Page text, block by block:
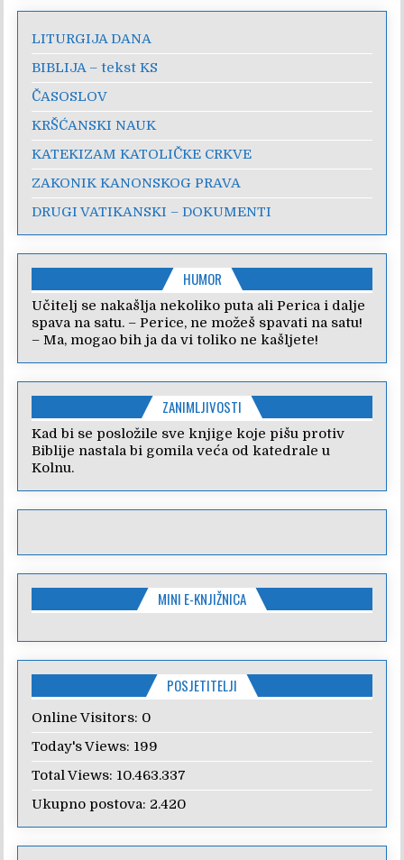
LITURGIJA DANA
BIBLIJA – tekst KS
ČASOSLOV
KRŠĆANSKI NAUK
KATEKIZAM KATOLIČKE CRKVE
ZAKONIK KANONSKOG PRAVA
DRUGI VATIKANSKI – DOKUMENTI
HUMOR
Učitelj se nakašlja nekoliko puta ali Perica i dalje
spava na satu. – Perice, ne možeš spavati na satu!
– Ma, mogao bih ja da vi toliko ne kašljete!
ZANIMLJIVOSTI
Kad bi se posložile sve knjige koje pišu protiv
Biblije nastala bi gomila veća od katedrale u
Kolnu.
MINI E-KNJIŽNICA
POSJETITELJI
Online Visitors: 0
Today's Views: 199
Total Views: 10.463.337
Ukupno postova: 2.420